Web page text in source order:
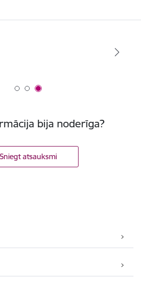
bija noderīga?
Sniegt atsauksmi